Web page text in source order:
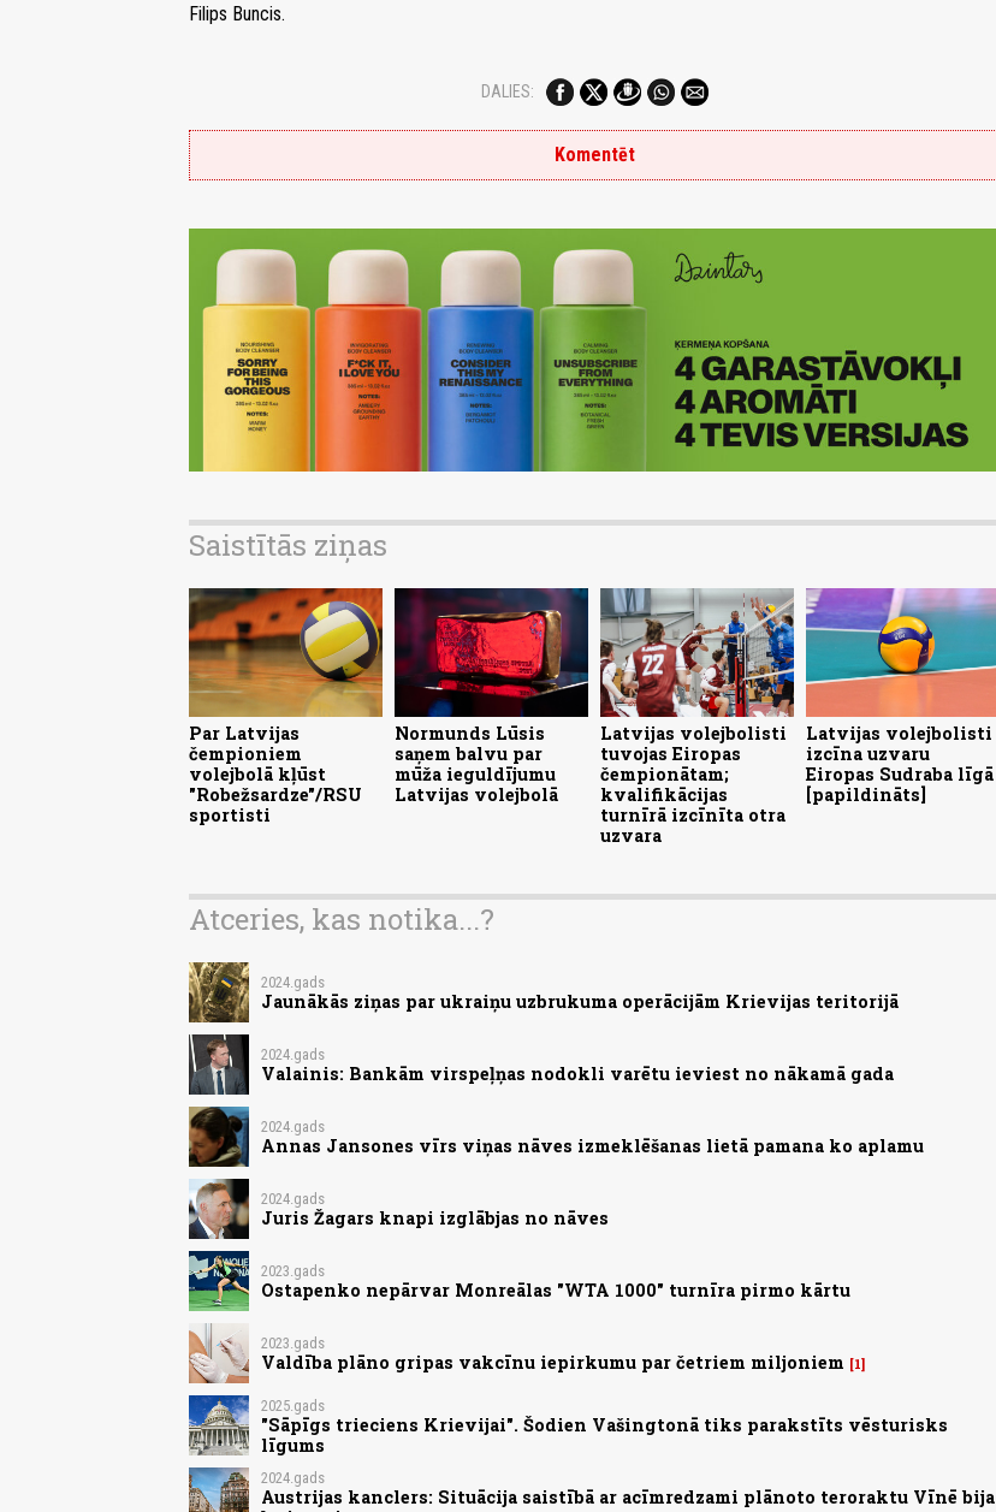
Filips Buncis.
DALIES:
Komentēt
Saistītās ziņas
Par Latvijas
čempioniem
volejbolā kļūst
"Robežsardze"/RSU
sportisti
Normunds Lūsis
saņem balvu par
mūža ieguldījumu
Latvijas volejbolā
Latvijas volejbolisti
tuvojas Eiropas
čempionātam;
kvalifikācijas
turnīrā izcīnīta otra
uzvara
Latvijas volejbolisti
izcīna uzvaru
Eiropas Sudraba līgā
[papildināts]
Atceries, kas notika...?
2024.gads
Jaunākās ziņas par ukraiņu uzbrukuma operācijām Krievijas teritorijā
2024.gads
Valainis: Bankām virspeļņas nodokli varētu ieviest no nākamā gada
2024.gads
Annas Jansones vīrs viņas nāves izmeklēšanas lietā pamana ko aplamu
2024.gads
Juris Žagars knapi izglābjas no nāves
2023.gads
Ostapenko nepārvar Monreālas "WTA 1000" turnīra pirmo kārtu
2023.gads
Valdība plāno gripas vakcīnu iepirkumu par četriem miljoniem 1
2025.gads
"Sāpīgs trieciens Krievijai". Šodien Vašingtonā tiks parakstīts vēsturisks
līgums
2024.gads
Austrijas kanclers: Situācija saistībā ar acīmredzami plānoto teroraktu Vīnē bija